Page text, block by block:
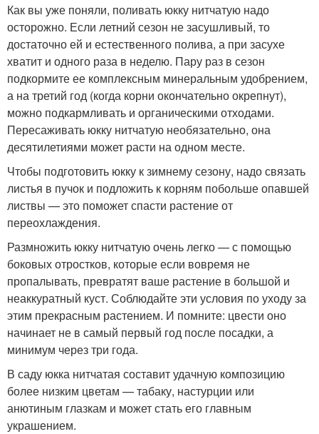
Как вы уже поняли, поливать юкку нитчатую надо
осторожно. Если летний сезон не засушливый, то
достаточно ей и естественного полива, а при засухе
хватит и одного раза в неделю. Пару раз в сезон
подкормите ее комплексным минеральным удобрением,
а на третий год (когда корни окончательно окрепнут),
можно подкармливать и органическими отходами.
Пересаживать юкку нитчатую необязательно, она
десятилетиями может расти на одном месте.
Чтобы подготовить юкку к зимнему сезону, надо связать
листья в пучок и подложить к корням побольше опавшей
листвы — это поможет спасти растение от
переохлаждения.
Размножить юкку нитчатую очень легко — с помощью
боковых отростков, которые если вовремя не
пропалывать, превратят ваше растение в большой и
неаккуратный куст. Соблюдайте эти условия по уходу за
этим прекрасным растением. И помните: цвести оно
начинает не в самый первый год после посадки, а
минимум через три года.
В саду юкка нитчатая составит удачную композицию
более низким цветам — табаку, настурции или
анютиным глазкам и может стать его главным
украшением.